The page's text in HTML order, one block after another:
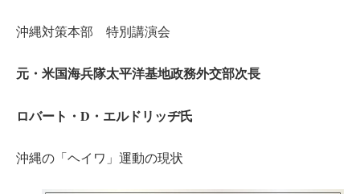
沖縄対策本部 特別講演会
元・米国海兵隊太平洋基地政務外交部次長
ロバート・D・エルドリッヂ氏
沖縄の「ヘイワ」運動の現状